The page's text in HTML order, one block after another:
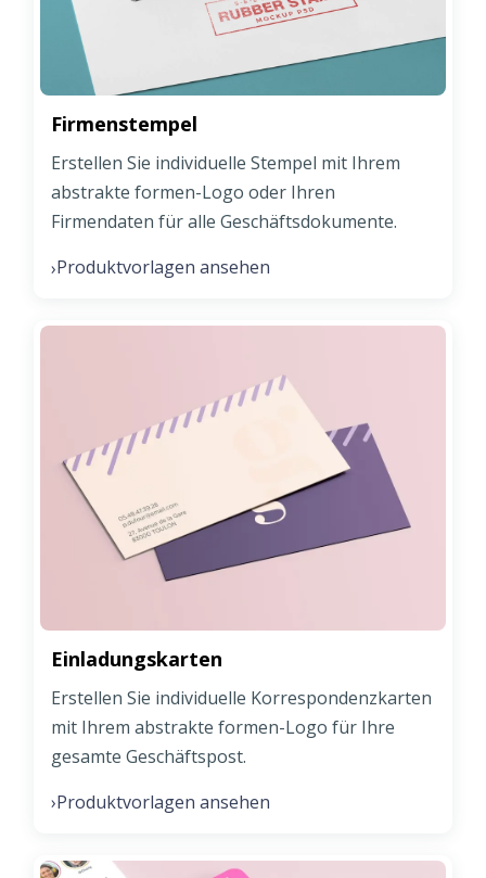
Firmenstempel
Erstellen Sie individuelle Stempel mit Ihrem
abstrakte formen-Logo oder Ihren
Firmendaten für alle Geschäftsdokumente.
›Produktvorlagen ansehen
Einladungskarten
Erstellen Sie individuelle Korrespondenzkarten
mit Ihrem abstrakte formen-Logo für Ihre
gesamte Geschäftspost.
›Produktvorlagen ansehen